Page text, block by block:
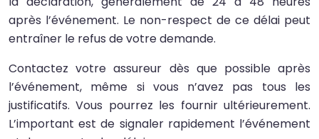
après l’événement. Le non-respect de ce délai peut
entraîner le refus de votre demande.
Contactez votre assureur dès que possible après
l’événement, même si vous n’avez pas tous les
justificatifs. Vous pourrez les fournir ultérieurement.
L’important est de signaler rapidement l’événement